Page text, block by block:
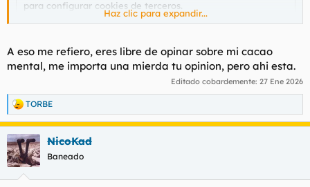
para configurar cookies de terceros.
Para obtener información más detallada, consulte nuestra
Aceptar cookies de terceros
Haz clic para expandir...
A eso me refiero, eres libre de opinar sobre mi cacao
mental, me importa una mierda tu opinion, pero ahi esta.
Editado cobardemente: 27 Ene 2026
R
e
a
c
c
i
TORBE
NicoKad
Baneado